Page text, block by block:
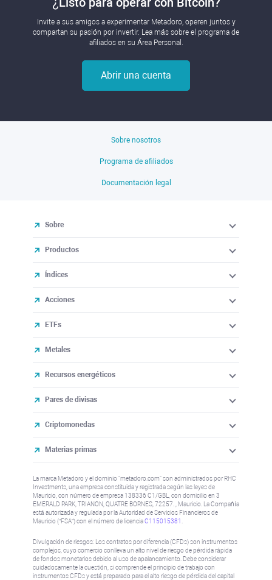
Invite a sus amigos a experimentar Metadoro, operen juntos y
compartan su pasión por invertir. Lea más sobre el programa de
afiliados en su Área Personal.
Abrir una cuenta
Sobre nosotros
Programa de afiliados
Documentación legal
Sobre
Productos
Índices
Acciones
ETFs
Metales
Recursos energéticos
Pares de divisas
Criptomonedas
Materias primas
La marca Metadoro y el dominio "metadoro.com" son administrados por RHC
Investments, una empresa constituida y registrada según las leyes de
Mauricio, con número de empresa 138336 C1/GBL, con domicilio en 3
EMERALD PARK, TRIANON, QUATRE BORNES, 72257. , Mauricio. La Compañía
está autorizada y regulada por la Autoridad de Servicios Financieros de
Mauricio (“FSA”) con el número de licenciaC115015381
Divulgación de riesgos: Los contratos por diferencia (CFDs) son instrumentos
complejos, cuyo comercio conlleva un alto nivel de riesgo de pérdida rápida
de fondos monetarios debido al uso de apalancamiento. Debe considerar
cuidadosamente la cuestión, si comprende el principio de trabajo con
instrumentos CFDs y está preparado para el alto riesgo de pérdida del capital